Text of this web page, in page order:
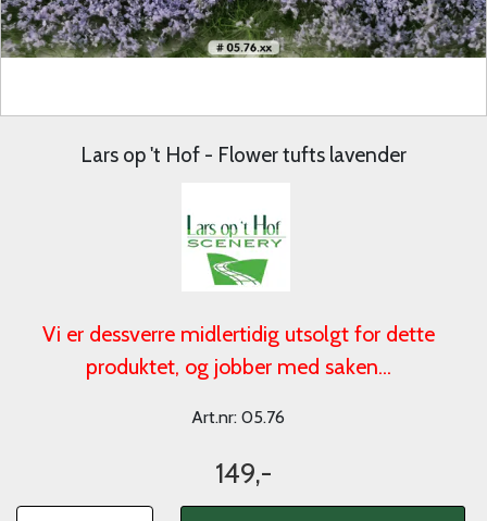
Lars op 't Hof - Flower tufts lavender
Vi er dessverre midlertidig utsolgt for dette
produktet, og jobber med saken...
Art.nr: 05.76
149,-